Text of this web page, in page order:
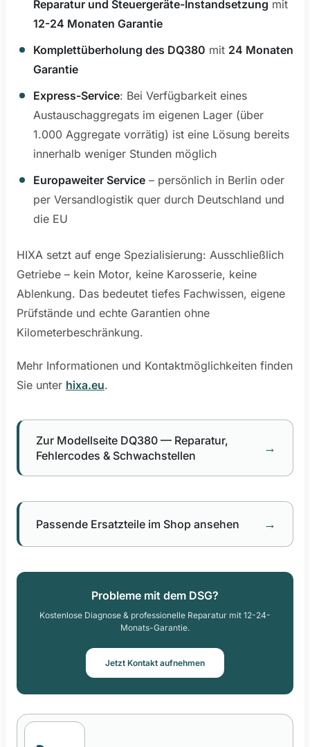
Reparatur und Steuergeräte-Instandsetzung mit
12-24 Monaten Garantie
Komplettüberholung des DQ380 mit 24 Monaten
Garantie
Express-Service: Bei Verfügbarkeit eines
Austauschaggregats im eigenen Lager (über
1.000 Aggregate vorrätig) ist eine Lösung bereits
innerhalb weniger Stunden möglich
Europaweiter Service – persönlich in Berlin oder
per Versandlogistik quer durch Deutschland und
die EU
HIXA setzt auf enge Spezialisierung: Ausschließlich
Getriebe – kein Motor, keine Karosserie, keine
Ablenkung. Das bedeutet tiefes Fachwissen, eigene
Prüfstände und echte Garantien ohne
Kilometerbeschränkung.
Mehr Informationen und Kontaktmöglichkeiten finden
Sie unter hixa.eu.
Zur Modellseite DQ380 — Reparatur,
Fehlercodes & Schwachstellen
→
Passende Ersatzteile im Shop ansehen →
Probleme mit dem DSG?
Kostenlose Diagnose & professionelle Reparatur mit 12-24-
Monats-Garantie.
Jetzt Kontakt aufnehmen